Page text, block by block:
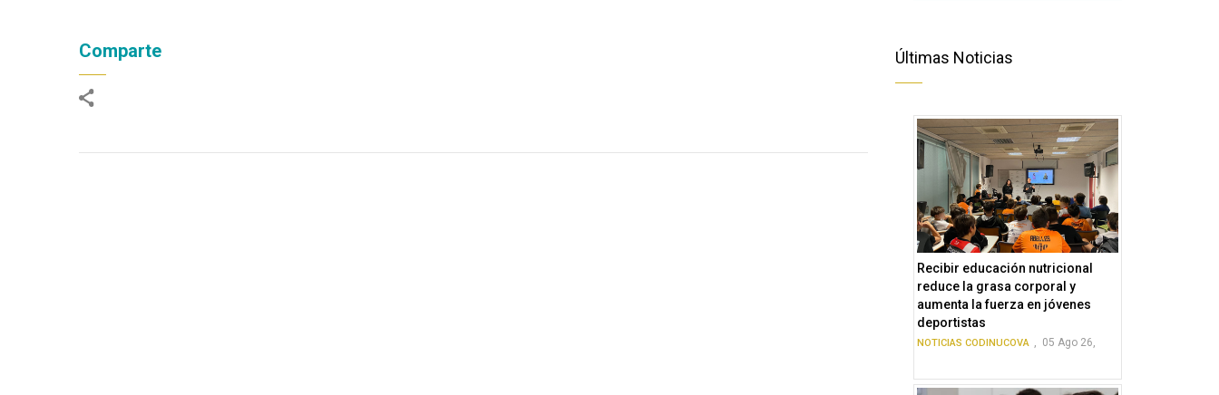
Comparte Últimas Noticias
Recibir educación nutricional
reduce la grasa corporal y
aumenta la fuerza en jóvenes
deportistas
NOTICIAS CODINUCOVA , 05 Ago 26,